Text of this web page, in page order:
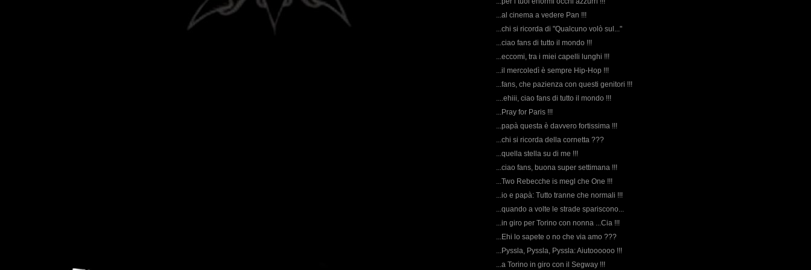
...al cinema a vedere Pan !!!
...chi si ricorda di "Qualcuno volò sul..."
...ciao fans di tutto il mondo !!!
...eccomi, tra i miei capelli lunghi !!!
...il mercoledì è sempre Hip-Hop !!!
...fans, che pazienza con questi genitori !!!
....ehiii, ciao fans di tutto il mondo !!!
...Pray for Paris !!!
...papà questa è davvero fortissima !!!
...chi si ricorda della cornetta ???
...quella stella su di me !!!
...ciao fans, buona super settimana !!!
...Two Rebecche is megl che One !!!
...io e papà: Tutto tranne che normali !!!
...quando a volte le strade spariscono...
...in giro per Torino con nonna ...Cia !!!
...Ehi lo sapete o no che via amo ???
...Pyssla, Pyssla, Pyssla: Aiutoooooo !!!
...a Torino in giro con il Segway !!!